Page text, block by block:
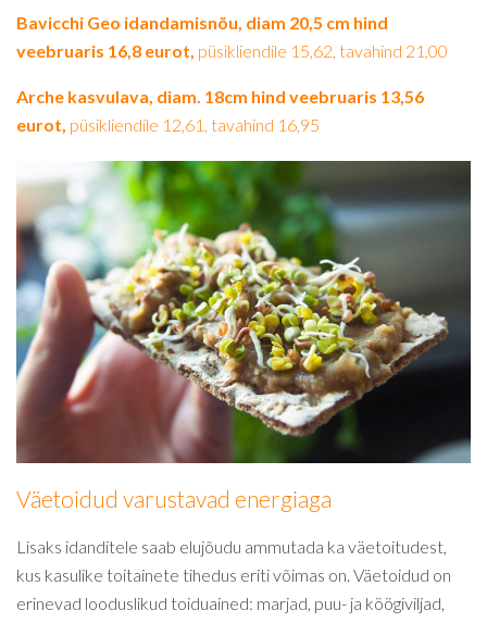
Bavicchi Geo idandamisnõu, diam 20,5 cm hind
veebruaris 16,8 eurot, püsikliendile 15,62, tavahind 21,00
Arche kasvulava, diam. 18cm hind veebruaris 13,56
eurot, püsikliendile 12,61, tavahind 16,95
Väetoidud varustavad energiaga
Lisaks idanditele saab elujõudu ammutada ka väetoitudest,
kus kasulike toitainete tihedus eriti võimas on. Väetoidud on
erinevad looduslikud toiduained: marjad, puu- ja köögiviljad,